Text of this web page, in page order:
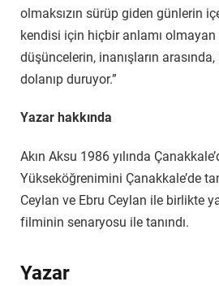
olmaksızın sürüp giden günlerin
kendisi için hiçbir anlamı olmayan
düşüncelerin, inanışların
dolanıp duruyor.”
Yazar hakkında
Akın Aksu 1986 yılında
Yükseköğrenimini Çanakkale’de
Ceylan ve Ebru Ceylan ile birlikte
filminin senaryosu ile tanındı.
Yazar